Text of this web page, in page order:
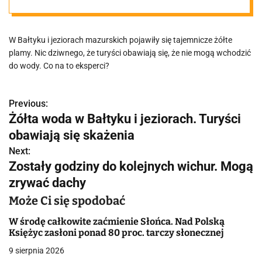
Bałtyku
W Bałtyku i jeziorach mazurskich pojawiły się tajemnicze żółte
plamy. Nic dziwnego, że turyści obawiają się, że nie mogą wchodzić
do wody. Co na to eksperci?
N
a
w
i
g
a
c
Previous:
Żółta woda w Bałtyku i jeziorach. Turyści
obawiają się skażenia
Next:
Zostały godziny do kolejnych wichur. Mogą
zrywać dachy
Może Ci się spodobać
W środę całkowite zaćmienie Słońca. Nad Polską
Księżyc zasłoni ponad 80 proc. tarczy słonecznej
9 sierpnia 2026